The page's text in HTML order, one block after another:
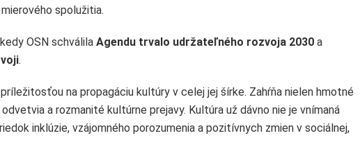
spolužitia.
OSN schválila Agendu trvalo udržateľného rozvoja 2030 a
.
na propagáciu kultúry v celej jej šírke. Zahŕňa nielen hmotné
a rozmanité kultúrne prejavy. Kultúra už dávno nie je vnímaná
inklúzie, vzájomného porozumenia a pozitívnych zmien v sociálnej,